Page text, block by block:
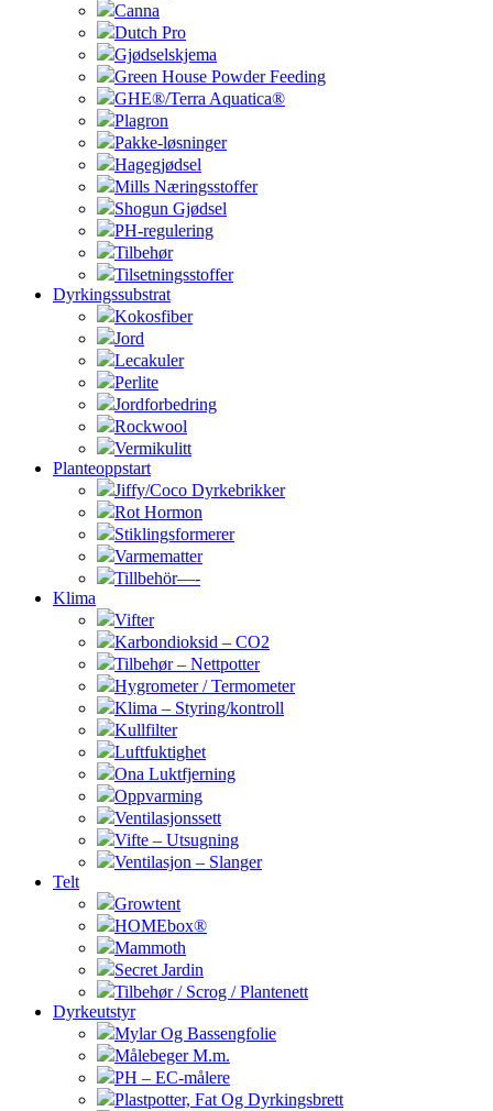
Canna
Dutch Pro
Gjødselskjema
Green House Powder Feeding
GHE®/Terra Aquatica®
Plagron
Pakke-løsninger
Hagegjødsel
Mills Næringsstoffer
Shogun Gjødsel
PH-regulering
Tilbehør
Tilsetningsstoffer
Dyrkingssubstrat
Kokosfiber
Jord
Lecakuler
Perlite
Jordforbedring
Rockwool
Vermikulitt
Planteoppstart
Jiffy/Coco Dyrkebrikker
Rot Hormon
Stiklingsformerer
Varmematter
Tillbehör—-
Klima
Vifter
Karbondioksid – CO2
Tilbehør – Nettpotter
Hygrometer / Termometer
Klima – Styring/kontroll
Kullfilter
Luftfuktighet
Ona Luktfjerning
Oppvarming
Ventilasjonssett
Vifte – Utsugning
Ventilasjon – Slanger
Telt
Growtent
HOMEbox®
Mammoth
Secret Jardin
Tilbehør / Scrog / Plantenett
Dyrkeutstyr
Mylar Og Bassengfolie
Målebeger M.m.
PH – EC-målere
Plastpotter, Fat Og Dyrkingsbrett